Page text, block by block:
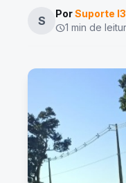
S
PorSuporte I3
schedule1 min de